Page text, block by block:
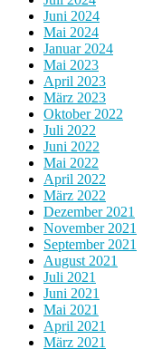
Juni 2024
Mai 2024
Januar 2024
Mai 2023
April 2023
März 2023
Oktober 2022
Juli 2022
Juni 2022
Mai 2022
April 2022
März 2022
Dezember 2021
November 2021
September 2021
August 2021
Juli 2021
Juni 2021
Mai 2021
April 2021
März 2021